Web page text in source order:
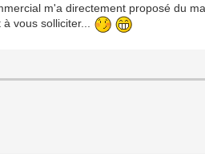
m'a directement proposé du
vous solliciter...